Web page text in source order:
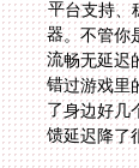
错过游戏里
馈延迟降了